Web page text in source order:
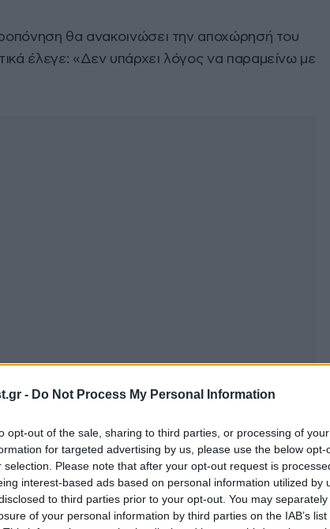
- Do Not Process My Personal Information
opt-out of the sale, sharing to third parties, or processing of
for targeted advertising by us, please use the below opt-
selection. Please note that after your opt-out request is
interest-based ads based on personal information utilized by
to third parties prior to your opt-out. You may
of your personal information by third parties on the IAB’s
θα ανακοινώσει την αποχώρησή του
έλεγε: «Δεν υπάρχει λόγος να παραμείνω με